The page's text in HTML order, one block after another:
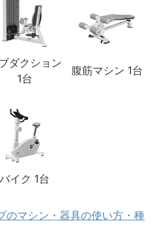
ダクション
1台
腹筋マシン 1台
バイク 1台
のマシン・器具の使い方・種